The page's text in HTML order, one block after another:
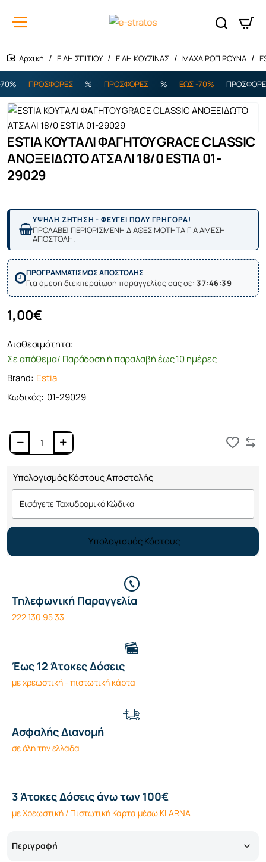
ΕΙΔΗ ΣΠΙΤΙΟΥ ΕΙΔΗ ΚΟΥΖΙΝΑΣ ΜΑΧΑΙΡΟΠΙΡΟΥΝΑ
ΠΡΟΣΦΟΡΕΣ ΠΡΟΣΦΟΡΕΣ ΕΩΣ -70% ΠΡΟΣΦΟΡΕΣ
ESTIA ΚΟΥΤΑΛΙ ΦΑΓΗΤΟΥ GRACE CLASSIC
ΑΝΟΞΕΙΔΩΤΟ ΑΤΣΑΛΙ 18/0 ESTIA 01-
29029
ΥΨΗΛΗ ΖΗΤΗΣΗ - ΦΕΥΓΕΙ ΠΟΛΥ ΓΡΗΓΟΡΑ!
ΠΡΟΛΑΒΕ! ΠΕΡΙΟΡΙΣΜΕΝΗ ΔΙΑΘΕΣΙΜΟΤΗΤΑ ΓΙΑ ΑΜΕΣΗ
ΑΠΟΣΤΟΛΗ.
ΠΡΟΓΡΑΜΜΑΤΙΣΜΟΣ ΑΠΟΣΤΟΛΗΣ
Για άμεση διεκπεραίωση παραγγελίας σας σε: 37:46:39
Διαθεσιμότητα:
Σε απόθεμα/ Παράδοση ή παραλαβή έως 10 ημέρες
Brand: Estia
Κωδικός: 01-29029
1,00€
Υπολογισμός Κόστους Αποστολής
Υπολογισμός Κόστους
Τηλεφωνική Παραγγελία
222 130 95 33
Έως 12 Άτοκες Δόσεις
με χρεωστική - πιστωτική κάρτα
Ασφαλής Διανομή
σε όλη την ελλάδα
3 Άτοκες Δόσεις άνω των 100€
με Χρεωστική / Πιστωτική Κάρτα μέσω KLARNA
Περιγραφή